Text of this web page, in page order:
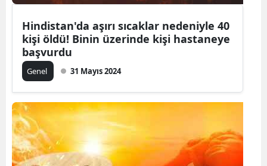
Bayburt
Karaman
Batman
Bartın
Hindistan'da aşırı sıcaklar nedeniyle 40
kişi öldü! Binin üzerinde kişi hastaneye
başvurdu
Genel 31 Mayıs 2024